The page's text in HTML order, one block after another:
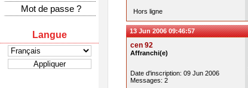
Mot de passe ?
Langue
Hors ligne
13 Jun 2006 09:46:57
cen 92
Affranchi(e)
Date d'inscription: 09 Jun 2006
Messages: 2